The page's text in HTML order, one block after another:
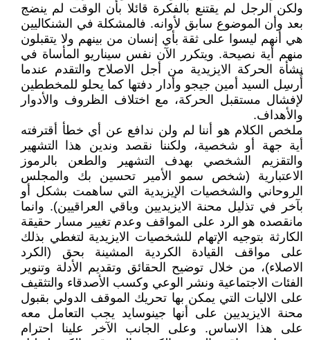
ولكن الرجل لم يقتنع بالفكرة قائلا بأن الوقت لم ينضج
بعد وأن الموضوع سابق لأوانه. فالمشكلة في الشنكاليين
هي أنهم ليسوا على ثقة بأي إنسان من بينهم ولا يتقبلون
منهم أية نصيحة. ويتكرر الآن نفس سيناريو المأساة في
نشأة الحركة الايزيدية من أجل الاصلاح والتقدم عندما
أٌرسِل السيد أمين جيجو وأدار دفتها كما يحلو للمخططين
لإفشال مستقبل الحركة، مع اختلاف الظروف والأدوار
والأهداف.
ملخص الكلام هو أننا لم ولن ندافع عن أي خطأ أقترفته
أية جهة أو شخصية، ولكننا نقصد وندين هذا التشهير
والتقزيم الشخصي بهدف التشهير والطعن بالرموز
الاعتبارية (شخص سمو الأمير تحسين بك والمجلس
الروحاني والشخصيات الإيزيدية التي ساهمت بشكل أو
بآخر في تذليل محنة الايزيديين وباقي العراقيين). وانما
مانقصده هو الرد على المواقف وعدم تغيير مسار حقيقة
الكارثة بتوجيه الإتهام للشخصيات الايزيدية لتغطي بذلك
على مواقف القيادة الكردية المشينة بحق (الكرد
الاصلاء)، من خلال توضيح الحقائق وتقديم الأدلة وتنوير
الفئات الاجتماعية ونشر الوعي وكسب الأصدقاء والتثقيف
على الاليات التي يمكن بها تحريك الموقف الدولي بقبول
محنة الايزيديين على أنها جينوسايد يجب التعامل معه
على هذا الاساس. وعلى الجانب الآخر علينا احترام